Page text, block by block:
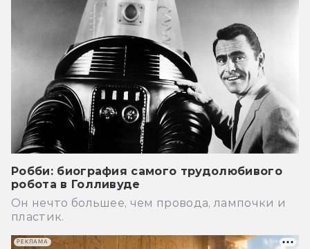
Робби: биография самого трудолюбивого
робота в Голливуде
Он нечто большее, чем провода, лампочки и
пластик.
РЕКЛАМА